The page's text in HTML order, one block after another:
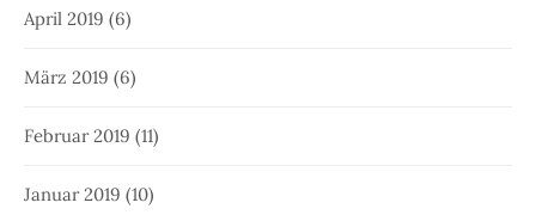
April 2019 (6)
März 2019 (6)
Februar 2019 (11)
Januar 2019 (10)